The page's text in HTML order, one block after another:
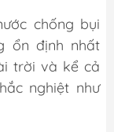
chống bụi
ổn định nhất
trời và kể cả
nghiệt như